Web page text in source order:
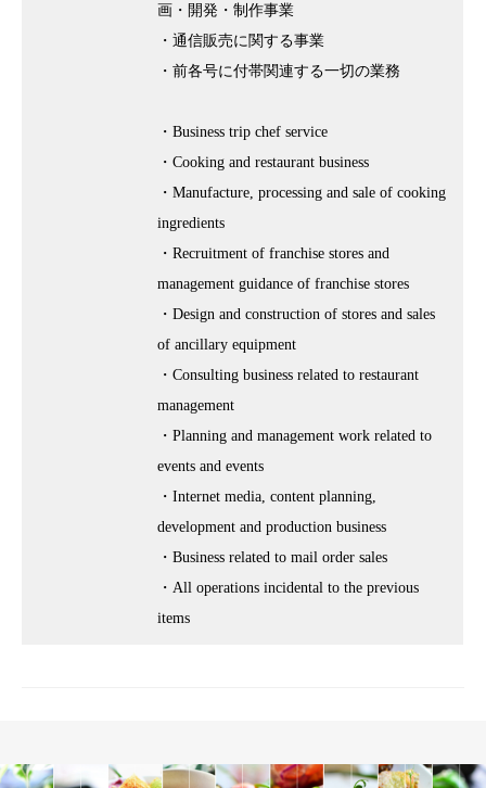
画・開発・制作事業
・通信販売に関する事業
・前各号に付帯関連する一切の業務
・Business trip chef service
・Cooking and restaurant business
・Manufacture, processing and sale of cooking
ingredients
・Recruitment of franchise stores and
management guidance of franchise stores
・Design and construction of stores and sales
of ancillary equipment
・Consulting business related to restaurant
management
・Planning and management work related to
events and events
・Internet media, content planning,
development and production business
・Business related to mail order sales
・All operations incidental to the previous
items